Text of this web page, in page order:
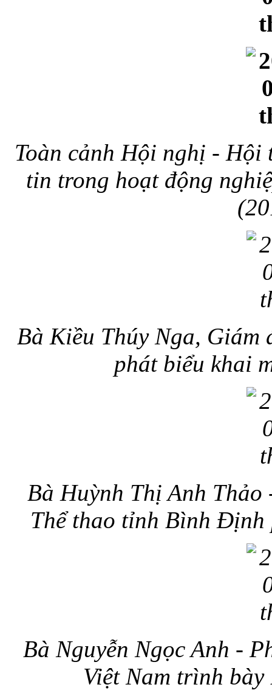
Toàn cảnh Hội nghị - Hội
tin trong hoạt động
Bà Kiều Thúy Nga, Giám
phát biểu khai
Bà Huỳnh Thị Anh Thảo
Thể thao tỉnh Bình Định
Bà Nguyễn Ngọc Anh -
Việt Nam trình